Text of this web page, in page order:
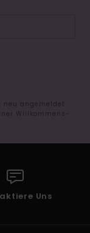
angemeldet
Willkommens-
Uns